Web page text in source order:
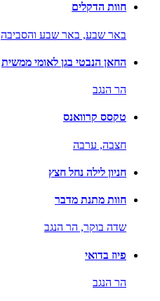
חוות הדקלים
באר שבע, באר שבע והסביבה
החאן הנבטי בגן לאומי ממשית
הר הנגב
טקסס קרוואנס
חצבה, ערבה
חניון לילה נחל חצץ
חוות מתנת מדבר
שדה בוקר, הר הנגב
פיוז בדואי
הר הנגב